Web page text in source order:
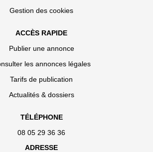
Gestion des cookies
ACCÈS RAPIDE
Publier une annonce
les annonces légales
Tarifs de publication
Actualités & dossiers
TÉLÉPHONE
08 05 29 36 36
ADRESSE